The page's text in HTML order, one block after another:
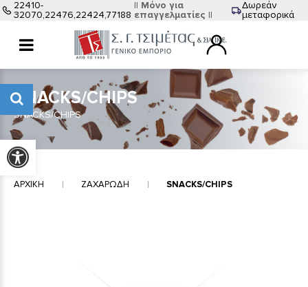
22410-
32070,22476,22424,77188
|| Μόνο για
επαγγελματίες ||
Δωρεάν
μεταφορικά
SNACKS/CHIPS
SNACKS/CHIPS
ΑΡΧΙΚΗ ΖΑΧΑΡΩΔΗ SNACKS/CHIPS
Προσβασιμότητα